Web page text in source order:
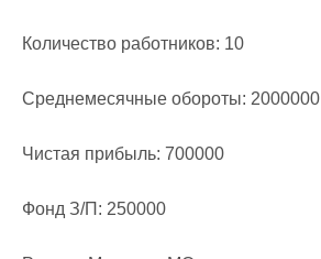
Количество работников: 10
Среднемесячные обороты: 2000000
Чистая прибыль: 700000
Фонд З/П: 250000